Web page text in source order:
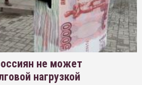
не может
нагрузкой